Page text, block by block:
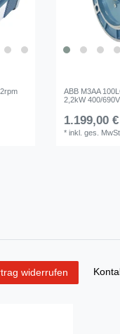
ABB M3AA
2,2kW 400/
1.199,00
*inkl. ges. MwSt.
widerrufen